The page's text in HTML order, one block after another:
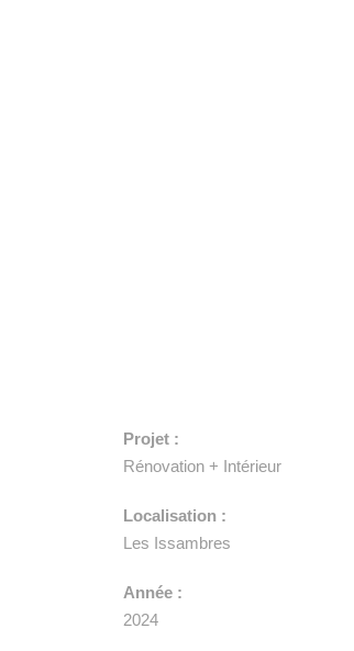
Projet :
Rénovation + Intérieur
Localisation :
Les Issambres
Année :
2024